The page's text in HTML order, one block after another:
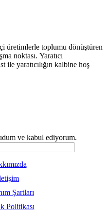
üretimlerle toplumu dönüştüren
noktası. Yaratıcı
yaratıcılığın kalbine hoş
ve kabul ediyorum.
Şartları
Politikası